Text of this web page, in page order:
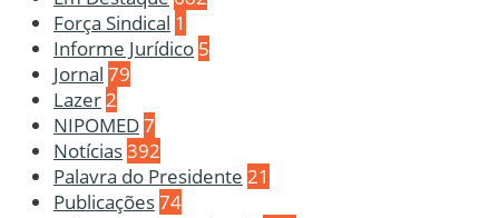
Força Sindical 1
Informe Jurídico 5
Jornal 79
Lazer 2
NIPOMED7
Notícias392
Palavra do Presidente 21
Publicações74